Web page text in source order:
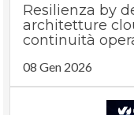
Resilienza by
architetture
continuità
08 Gen 2026